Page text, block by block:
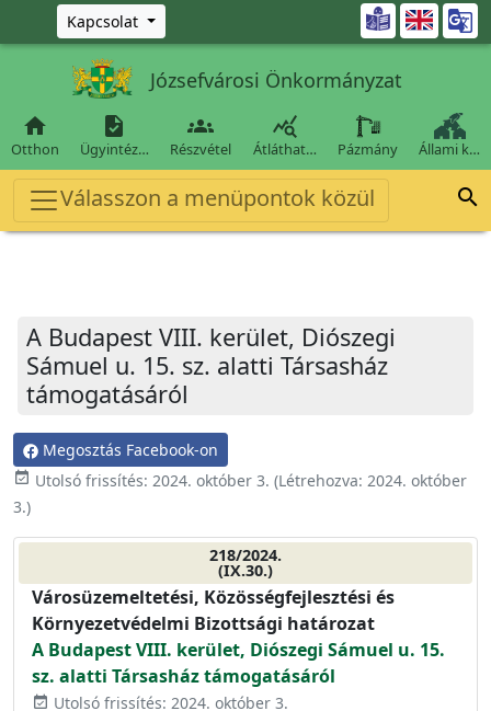
Ugrás a fő tartalomra
Kapcsolat 
Józsefvárosi Önkormányzat

Otthon

Ügyintéz…

Részvétel

Átláthat… Pázmány Állami k…
Válasszon a menüpontok közül 
A Budapest VIII. kerület, Diószegi
Sámuel u. 15. sz. alatti Társasház
támogatásáról
Megosztás Facebook-on
event_available Utolsó frissítés: 2024. október 3. (Létrehozva: 2024. október
3.)
218/2024.
(IX.30.)
Városüzemeltetési, Közösségfejlesztési és
Környezetvédelmi Bizottsági határozat
A Budapest VIII. kerület, Diószegi Sámuel u. 15.
sz. alatti Társasház támogatásáról
event_available Utolsó frissítés: 2024. október 3.